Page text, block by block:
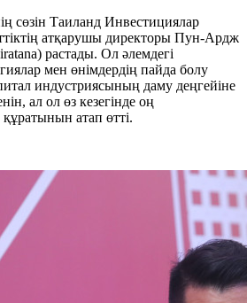
сөзін Таиланд Инвестициялар
атқарушы директоры Пун-Ардж
растады. Ол әлемдегі
мен өнімдердің пайда болу
индустриясының даму деңгейіне
ал ол өз кезегінде оң
атап өтті.